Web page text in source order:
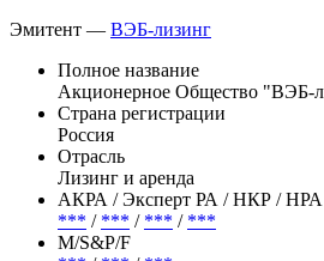
Эмитент — ВЭБ-лизинг
Полное название
Акционерное Общество "ВЭБ-
Страна регистрации
Россия
Отрасль
Лизинг и аренда
АКРА / Эксперт РА / НКР / НРА
*** / *** / *** / ***
М/S&P/F